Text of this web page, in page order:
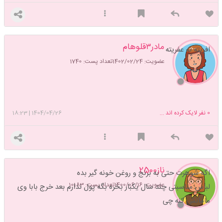
مادر۳قلوهام
عضویت: 1402/02/24 تعداد پست: 1740
افریته نه عفریته
1404/04/26
|
18:23 0 نفر لایک کرده اند ...
ناز2500
عضویت: 1400/06/16 تعداد پست: 10183
اگه شوهرت حتی به برنج و روغن خونه گیر بده
لباس مناسبتی چند سال یکبار بخره بگه پول ندارم بعد خرج بابا وی
مامانش کنه چی